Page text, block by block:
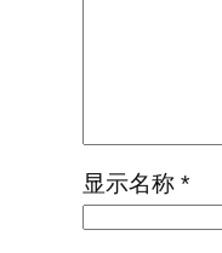
显示名称 *